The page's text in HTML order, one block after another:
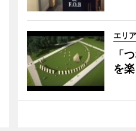
エリ
「
を